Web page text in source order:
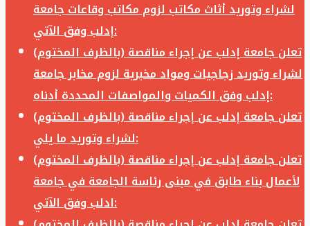
لشراء وتوريد أثاث مكاتب لزوم مكاتب وقاعات جامعة
إدلب وفق الآتي:
تعلن جامعة إدلب عن إجراء مناقصة (بالظرف المختوم)
لشراء وتوريد زجاجيات ومواد مخبرية لزوم مخابر جامعة
إدلب وفق الكميات والمواصفات المحددة أدناه:
تعلن جامعة إدلب عن إجراء مناقصة (بالظرف المختوم)
لشراء وتوريد ما يلي:
تعلن جامعة إدلب عن إجراء مناقصة (بالظرف المختوم)
لأعمال بناء طابق في مبنى رئاسة الجامعة في جامعة
ادلب وفق الآتي: